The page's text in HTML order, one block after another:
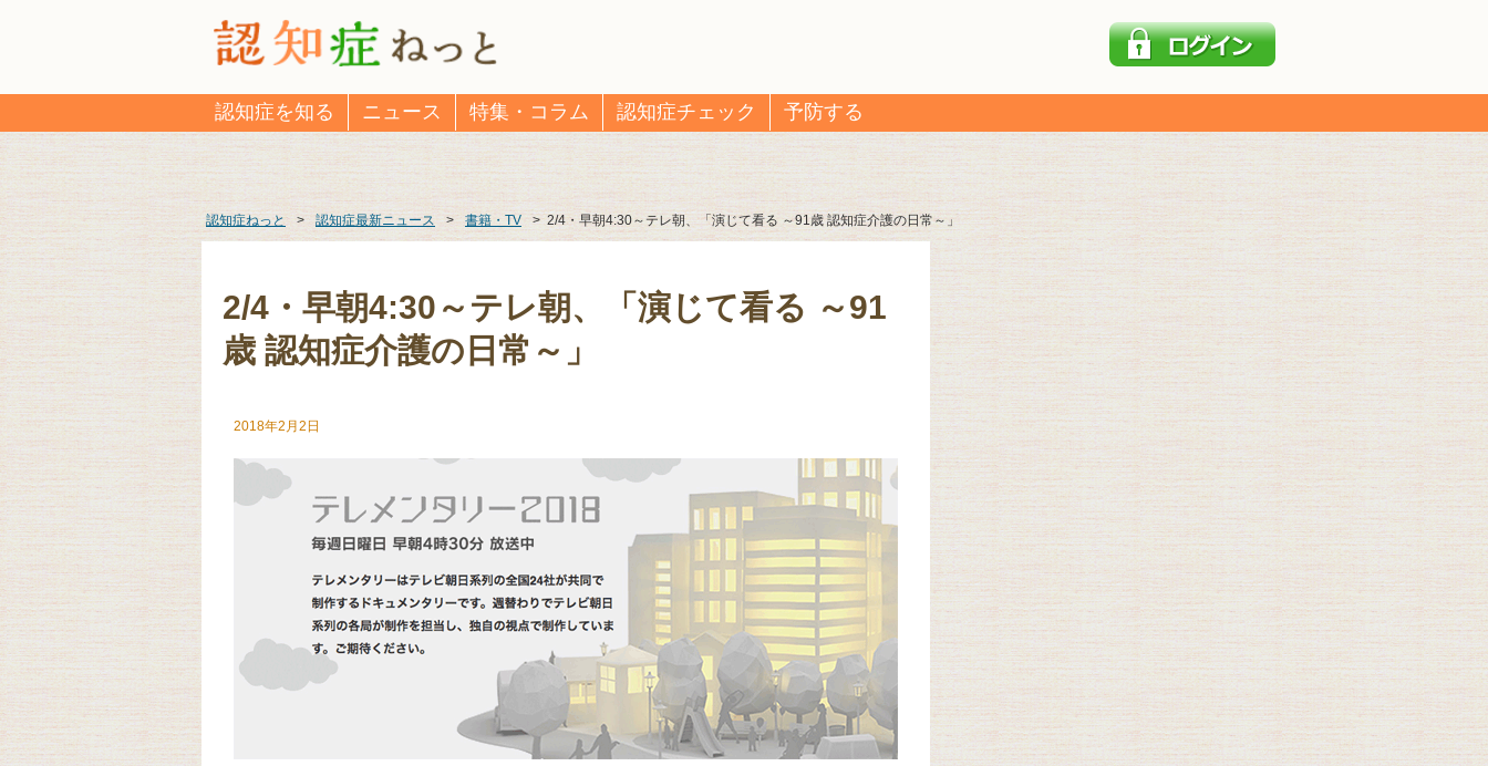
認知症を知る ニュース 特集・コラム 認知症チェック 予防する
認知症ねっと > 認知症最新ニュース > 書籍・TV > 2/4・早朝4:30～テレ朝、「演じて看る ～91歳 認知症介護の日常～」
2/4・早朝4:30～テレ朝、「演じて看る ～91
歳 認知症介護の日常～」
2018年2月2日